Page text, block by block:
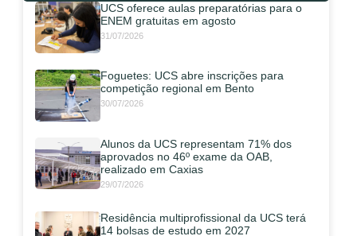
UCS oferece aulas preparatórias para o
ENEM gratuitas em agosto
31/07/2026
Foguetes: UCS abre inscrições para
competição regional em Bento
30/07/2026
Alunos da UCS representam 71% dos
aprovados no 46º exame da OAB,
realizado em Caxias
29/07/2026
Residência multiprofissional da UCS terá
14 bolsas de estudo em 2027